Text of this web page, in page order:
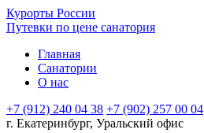
Курорты России
Путевки по цене санатория
Главная
Санатории
О нас
+7 (912) 240 04 38 +7 (902) 257 00 04
г. Екатеринбург, Уральский офис